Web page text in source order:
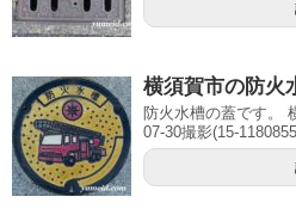
横須賀市の防火
防火水槽の蓋です。
07-30撮影(15-